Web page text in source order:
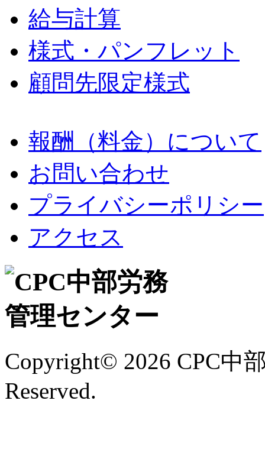
給与計算
様式・パンフレット
顧問先限定様式
報酬（料金）について
お問い合わせ
プライバシーポリシー
アクセス
Copyright© 2026 CPC中
Reserved.